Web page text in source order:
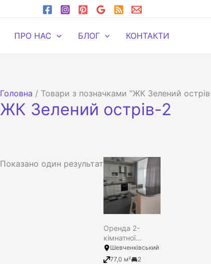
ПРО НАС БЛОГ КОНТАКТИ
Головна / Товари з позначками “ЖК Зелений
ЖК Зелений острів-2
Показано один результат
Оренда 2-
кімнатної
квартири
комфорт класу
Шевченківський
77,0 м²
2